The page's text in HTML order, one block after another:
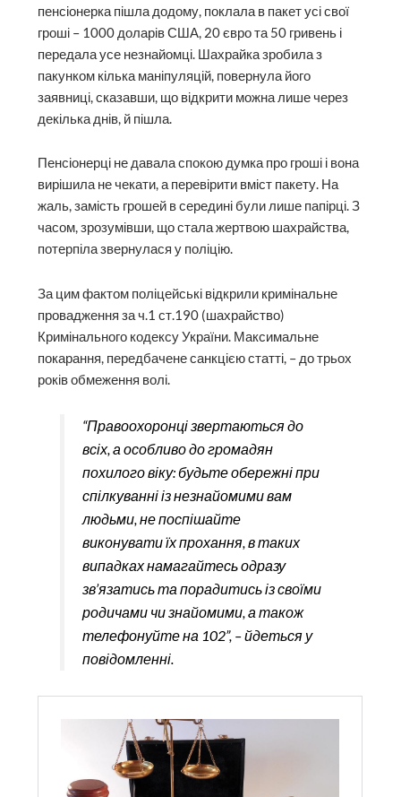
пенсіонерка пішла додому, поклала в пакет усі свої
гроші – 1000 доларів США, 20 євро та 50 гривень і
передала усе незнайомці. Шахрайка зробила з
пакунком кілька маніпуляцій, повернула його
заявниці, сказавши, що відкрити можна лише через
декілька днів, й пішла.
Пенсіонерці не давала спокою думка про гроші і вона
вирішила не чекати, а перевірити вміст пакету. На
жаль, замість грошей в середині були лише папірці. З
часом, зрозумівши, що стала жертвою шахрайства,
потерпіла звернулася у поліцію.
За цим фактом поліцейські відкрили кримінальне
провадження за ч.1 ст.190 (шахрайство)
Кримінального кодексу України. Максимальне
покарання, передбачене санкцією статті, – до трьох
років обмеження волі.
“Правоохоронці звертаються до
всіх, а особливо до громадян
похилого віку: будьте обережні при
спілкуванні із незнайомими вам
людьми, не поспішайте
виконувати їх прохання, в таких
випадках намагайтесь одразу
зв’язатись та порадитись із своїми
родичами чи знайомими, а також
телефонуйте на 102”, – йдеться у
повідомленні.